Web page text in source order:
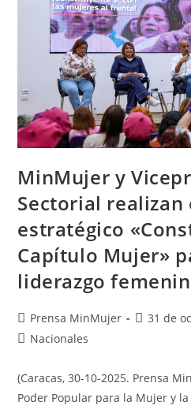
MinMujer y
Sectorial realizan
estratégico
Capítulo Mujer»
liderazgo
Prensa MinMujer
31 de
Nacionales
(Caracas, 30-10-2025. Prensa
Poder Popular para la Mujer y